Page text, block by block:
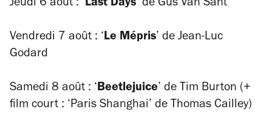
Jeudi 6 août : ‘ Last Days ’ de Gus Van Sant
Vendredi 7 août : ‘Le Mépris’ de Jean-Luc
Godard
Samedi 8 août : ‘Beetlejuice’ de Tim Burton (+
film court : ‘Paris Shanghai’ de Thomas Cailley)